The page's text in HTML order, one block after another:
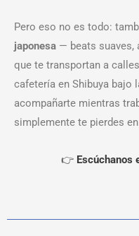
Pero eso no es todo:
japonesa — beats suaves,
que te transportan a
cafetería en Shibuya bajo
acompañarte mientras
simplemente te pierdes
👉Escúchanos